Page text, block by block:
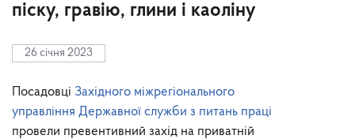
піску, гравію, глини і каоліну
26 січня 2023
Посадовці Західного міжрегіонального
управління Державної служби з питань праці
провели превентивний захід на приватній